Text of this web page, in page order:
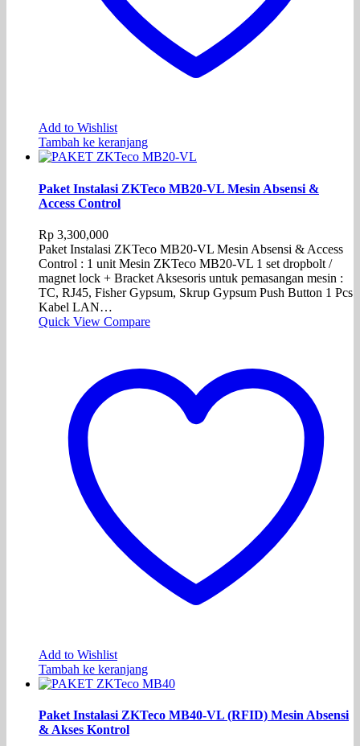
Add to Wishlist
Tambah ke keranjang
Paket Instalasi ZKTeco MB20-VL Mesin Absensi &
Access Control
Rp 3,300,000
Paket Instalasi ZKTeco MB20-VL Mesin Absensi & Access
Control : 1 unit Mesin ZKTeco MB20-VL 1 set dropbolt /
magnet lock + Bracket Aksesoris untuk pemasangan mesin :
TC, RJ45, Fisher Gypsum, Skrup Gypsum Push Button 1 Pcs
Kabel LAN…
Quick View Compare
Add to Wishlist
Tambah ke keranjang
Paket Instalasi ZKTeco MB40-VL (RFID) Mesin Absensi
& Akses Kontrol